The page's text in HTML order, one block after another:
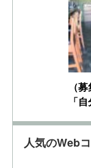
（
「
人気のWeb